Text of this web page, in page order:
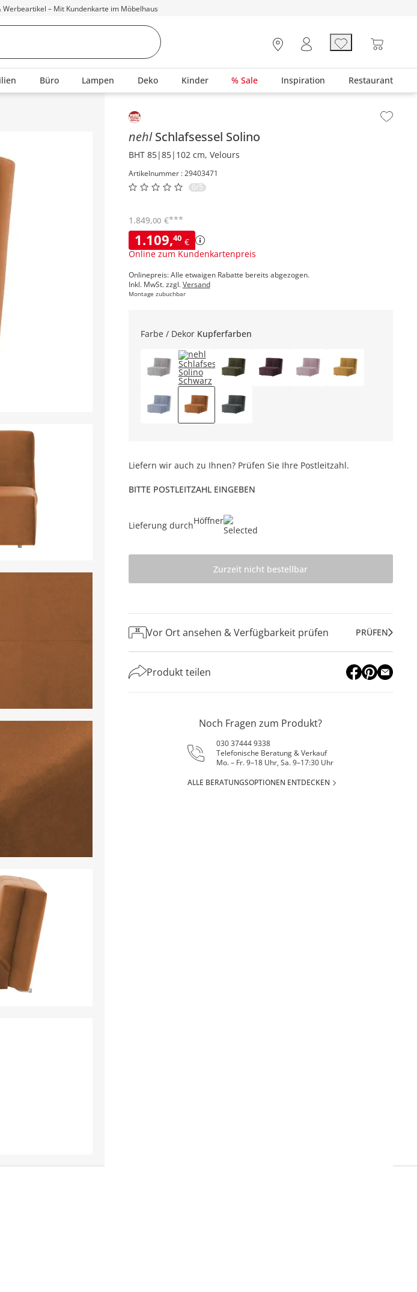
Werbeartikel – Mit Kundenkarte im Möbelhaus
Büro Lampen Deko Kinder % Sale Inspiration Restaurant
Inhalt der Seitenleiste überspringen - Zum Seitenende
nehlSchlafsessel Solino
BHT 85|85|102 cm, Velours
Artikelnummer : 29403471
0/5
1.109,40 €
Online zum Kundenkartenpreis
1.849,00 €***
Onlinepreis: Alle etwaigen Rabatte bereits abgezogen.
Inkl. MwSt. zzgl.Versand
Montage zubuchbar
Farbe / Dekor Kupferfarben
Liefern wir auch zu Ihnen? Prüfen Sie Ihre Postleitzahl.
BITTE POSTLEITZAHL EINGEBEN
Lieferung durchHöffner
Zurzeit nicht bestellbar
Vor Ort ansehen & Verfügbarkeit prüfen PRÜFEN
Produkt teilen
Noch Fragen zum Produkt?
030 37444 9338
Telefonische Beratung & Verkauf
Mo. – Fr. 9–18 Uhr, Sa. 9–17:30 Uhr
ALLE BERATUNGSOPTIONEN ENTDECKEN